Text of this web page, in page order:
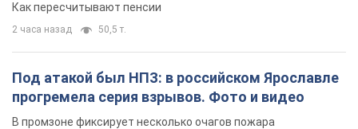
Как пересчитывают пенсии
2 часа назад 50,5 т.
Под атакой был НПЗ: в российском Ярославле
прогремела серия взрывов. Фото и видео
В промзоне фиксирует несколько очагов пожара